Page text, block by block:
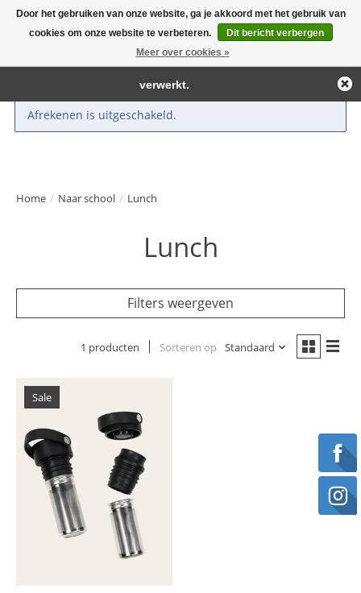
Large selection of products and fast shipping!
Afrekenen is uitgeschakeld.
Home / Naar school / Lunch
Lunch
Filters weergeven
1 producten Sorteren op Standaard
Sale
Door het gebruiken van onze website, ga je akkoord met het gebruik van
cookies om onze website te verbeteren.
Dit bericht verbergen
Meer over cookies »
← Keer terug naar de backofficeDeze winkel is in aanbouw.
Eventueel geplaatste orders zullen niet worden gehonoreerd of
verwerkt.